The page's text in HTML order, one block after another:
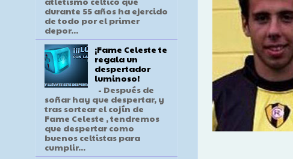
durante 55 años ha ejercido
de todo por el primer
depor...
¡Fame Celeste te
regala un
despertador
luminoso!
- Después de
soñar hay que despertar, y
tras sortear el cojín de
Fame Celeste , tendremos
que despertar como
buenos celtistas para
cumplir...